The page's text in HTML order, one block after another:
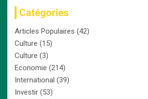
Catégories
Articles Populaires (42)
Culture (15)
Culture (3)
Economie (214)
International (39)
Investir (53)